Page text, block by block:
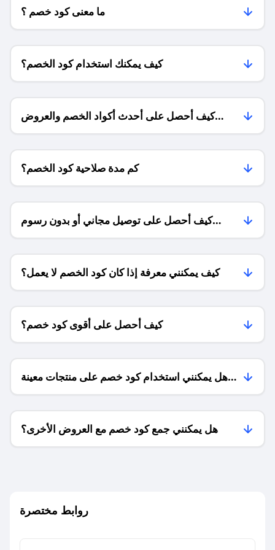
ما معنى كود خصم ؟
كيف يمكنك استخدام كود الخصم؟
كيف أحصل على أحدث أكواد الخصم والعروض
للمتاجر؟
كم مدة صلاحية كود الخصم؟
كيف أحصل على توصيل مجاني أو بدون رسوم
الشحن ؟
كيف يمكنني معرفة إذا كان كود الخصم لا يعمل؟
كيف أحصل على أقوى كود خصم؟
هل يمكنني استخدام كود خصم على منتجات معينة
فقط؟
هل يمكنني جمع كود خصم مع العروض الأخرى؟
روابط مختصرة